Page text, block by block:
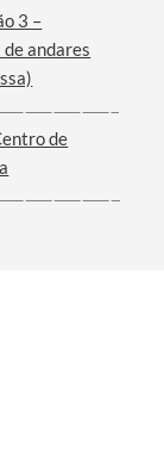
3 –
andares
de